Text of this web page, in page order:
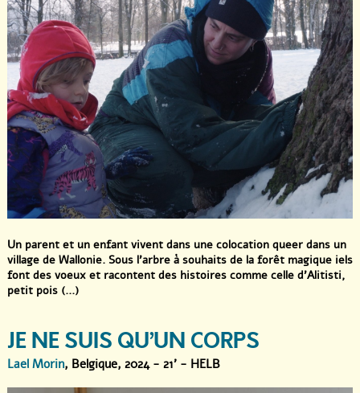
Un parent et un enfant vivent dans une colocation queer dans un
village de Wallonie. Sous l’arbre à souhaits de la forêt magique iels
font des voeux et racontent des histoires comme celle d’Alitisti,
petit pois (...)
JE NE SUIS QU’UN CORPS
Lael Morin, Belgique, 2024 - 21' - HELB